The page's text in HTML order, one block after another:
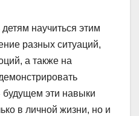
научиться этим
разных ситуаций,
а также на
эти навыки
в личной жизни, но и